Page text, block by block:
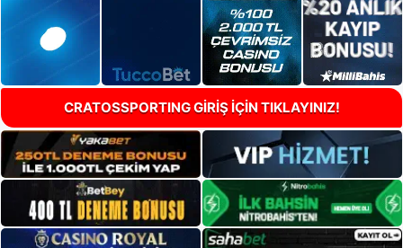
CRATOSSPORTING GİRİŞ İÇİN TIKLAYINIZ!